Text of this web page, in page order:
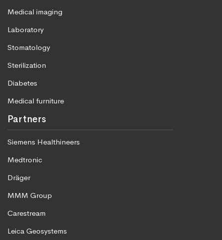
Medical imaging
Laboratory
Stomatology
Sterilization
Diabetes
Medical furniture
Partners
Siemens Healthineers
Medtronic
Dräger
MMM Group
Carestream
Leica Geosystems